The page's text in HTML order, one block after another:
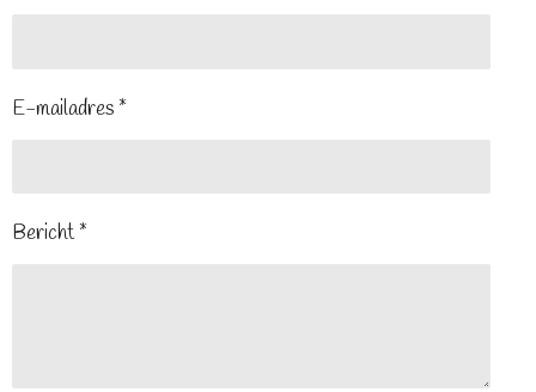
E-mailadres *
Bericht *